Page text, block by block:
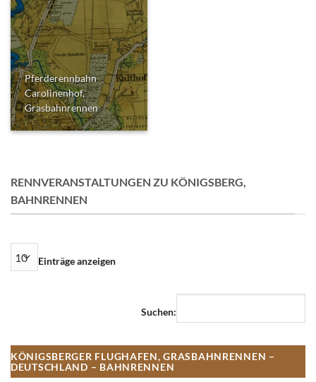
Pferderennbahn
Carolinenhof,
Grasbahnrennen
RENNVERANSTALTUNGEN ZU KÖNIGSBERG,
BAHNRENNEN
Einträge anzeigen
Suchen:
KÖNIGSBERGER FLUGHAFEN, GRASBAHNRENNEN –
DEUTSCHLAND – BAHNRENNEN